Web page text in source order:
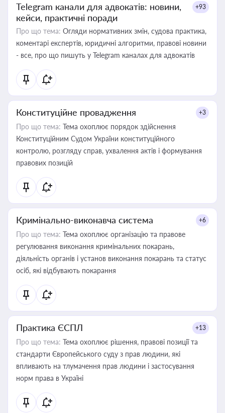
Telegram канали для адвокатів: новини,
кейси, практичні поради
+93
Про що тема: Огляди нормативних змін, судова практика,
коментарі експертів, юридичні алгоритми, правові новини
- все, про що пишуть у Telegram каналах для адвокатів
Конституційне провадження +3
Про що тема: Тема охоплює порядок здійснення
Конституційним Судом України конституційного
контролю, розгляду справ, ухвалення актів і формування
правових позицій
Кримінально-виконавча система +6
Про що тема: Тема охоплює організацію та правове
регулювання виконання кримінальних покарань,
діяльність органів і установ виконання покарань та статус
осіб, які відбувають покарання
Практика ЄСПЛ +13
Про що тема: Тема охоплює рішення, правові позиції та
стандарти Європейського суду з прав людини, які
впливають на тлумачення прав людини і застосування
норм права в Україні